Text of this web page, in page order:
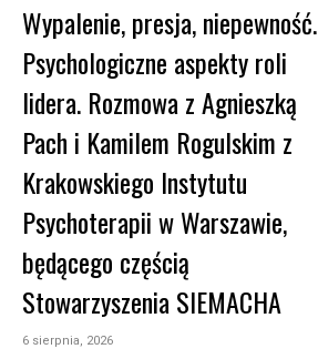
Wypalenie, presja, niepewność.
Psychologiczne aspekty roli
lidera. Rozmowa z Agnieszką
Pach i Kamilem Rogulskim z
Krakowskiego Instytutu
Psychoterapii w Warszawie,
będącego częścią
Stowarzyszenia SIEMACHA
6 sierpnia, 2026